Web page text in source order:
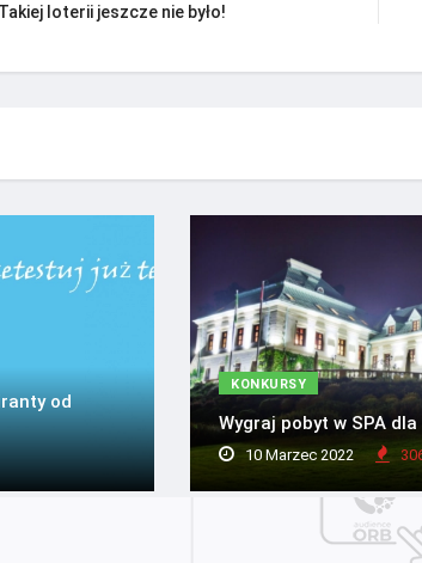
Takiej loterii jeszcze nie było!
od
KONKURSY
Wygraj pobyt w SPA dla
10 Marzec 2022